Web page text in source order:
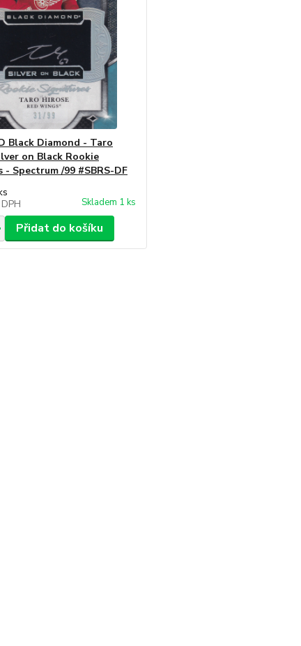
Black Diamond - Taro
on Black Rookie
- Spectrum /99 #SBRS-DF
Skladem 1 ks
Přidat do košíku